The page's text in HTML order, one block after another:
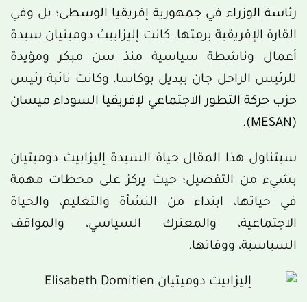
رئاسة الوزراء في جمهورية إفريقيا الوسطى؛ بل وفي
القارة الإفريقية برمتها. كانت إليزابيث دوميتيان سيدة
أعمال وناشطة سياسية منذ سن مبكر ومؤيدة
للرئيس الراحل جان بيديل بوكاسا، وكانت نائبة رئيس
حزب حركة التطور الاجتماعي لإفريقيا السوداء ميسان
(MESAN)
.
سيتناول هذا المقال حياة السيدة إليزابيث دوميتيان
بشيء من التفصيل؛ حيث يركز على محطات مهمة
في حياتها، ابتداء من النشأة والتعليم، والحياة
الاجتماعية، والمعترك السياسي، والمواقف
السياسية، ووفاتها.